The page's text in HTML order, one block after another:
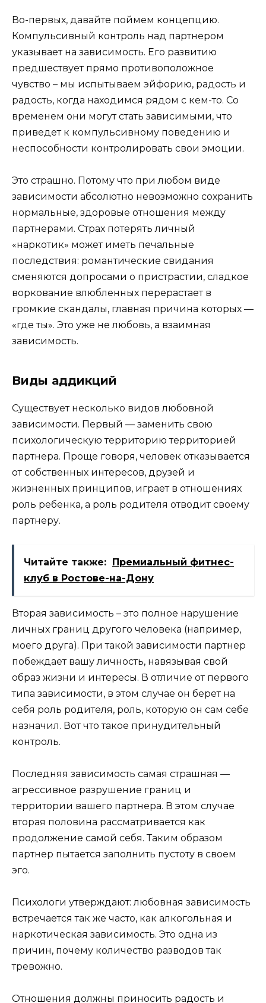
Во-первых, давайте поймем концепцию.
Компульсивный контроль над партнером
указывает на зависимость. Его развитию
предшествует прямо противоположное
чувство – мы испытываем эйфорию, радость и
радость, когда находимся рядом с кем-то. Со
временем они могут стать зависимыми, что
приведет к компульсивному поведению и
неспособности контролировать свои эмоции.
Это страшно. Потому что при любом виде
зависимости абсолютно невозможно сохранить
нормальные, здоровые отношения между
партнерами. Страх потерять личный
«наркотик» может иметь печальные
последствия: романтические свидания
сменяются допросами о пристрастии, сладкое
воркование влюбленных перерастает в
громкие скандалы, главная причина которых —
«где ты». Это уже не любовь, а взаимная
зависимость.
Виды аддикций
Существует несколько видов любовной
зависимости. Первый — заменить свою
психологическую территорию территорией
партнера. Проще говоря, человек отказывается
от собственных интересов, друзей и
жизненных принципов, играет в отношениях
роль ребенка, а роль родителя отводит своему
партнеру.
Читайте также: Премиальный фитнес-
клуб в Ростове-на-Дону
Вторая зависимость – это полное нарушение
личных границ другого человека (например,
моего друга). При такой зависимости партнер
побеждает вашу личность, навязывая свой
образ жизни и интересы. В отличие от первого
типа зависимости, в этом случае он берет на
себя роль родителя, роль, которую он сам себе
назначил. Вот что такое принудительный
контроль.
Последняя зависимость самая страшная —
агрессивное разрушение границ и
территории вашего партнера. В этом случае
вторая половина рассматривается как
продолжение самой себя. Таким образом
партнер пытается заполнить пустоту в своем
эго.
Психологи утверждают: любовная зависимость
встречается так же часто, как алкогольная и
наркотическая зависимость. Это одна из
причин, почему количество разводов так
тревожно.
Отношения должны приносить радость и